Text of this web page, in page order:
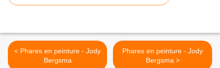
< Phares en peinture - Jody
Bergsma
Phares en peinture - Jody
Bergsma >